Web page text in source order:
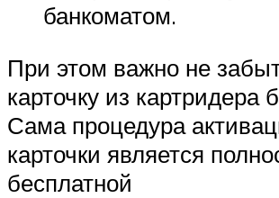
банкоматом.
При этом важно не
карточку из картридера
Сама процедура
карточки является
бесплатной